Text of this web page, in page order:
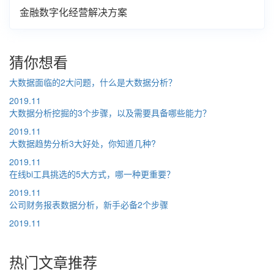
金融数字化经营解决方案
猜你想看
大数据面临的2大问题，什么是大数据分析？
2019.11
大数据分析挖掘的3个步骤，以及需要具备哪些能力？
2019.11
大数据趋势分析3大好处，你知道几种?
2019.11
在线bi工具挑选的5大方式，哪一种更重要？
2019.11
公司财务报表数据分析，新手必备2个步骤
2019.11
热门文章推荐